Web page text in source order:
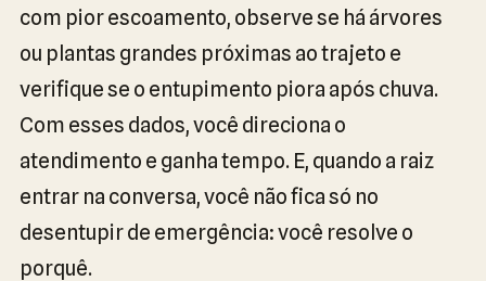
com pior escoamento, observe se há árvores
ou plantas grandes próximas ao trajeto e
verifique se o entupimento piora após chuva.
Com esses dados, você direciona o
atendimento e ganha tempo. E, quando a raiz
entrar na conversa, você não fica só no
desentupir de emergência: você resolve o
porquê.